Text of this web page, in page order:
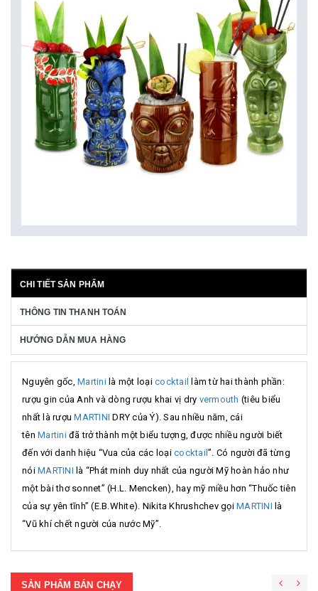
CHI TIẾT SẢN PHẨM
THÔNG TIN THANH TOÁN
HƯỚNG DẪN MUA HÀNG
Nguyên gốc, Martinilà một loại cocktail
làm từ hai thành phần:
rượu gin của Anh và dòng rượu khai vị dry vermouth (tiêu biểu
nhất là rượuMARTINI DRY của Ý). Sau nhiều năm, cái
tên Martiniđã trở thành một biểu tượng, được nhiều người biết
đến với danh hiệu “Vua của các loại cocktail ”. Có người đã từng
nói MARTINI là “Phát minh duy nhất của người Mỹ hoàn hảo như
một bài thơ sonnet” (H.L. Mencken), hay mỹ miều hơn “Thuốc tiên
của sự yên tĩnh” (E.B.White). Nikita Khrushchev gọi MARTINI là
“Vũ khí chết người của nước Mỹ”.
SẢN PHẨM BÁN CHẠY